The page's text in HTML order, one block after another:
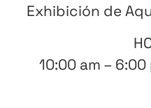
Exhibición de
10:00 am –